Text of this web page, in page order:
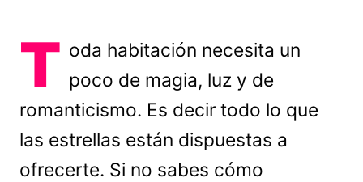
T oda habitación necesita un
poco de magia, luz y de
romanticismo. Es decir todo lo que
las estrellas están dispuestas a
ofrecerte. Si no sabes cómo